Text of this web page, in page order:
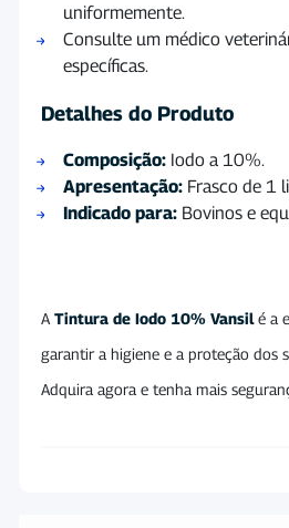
uniformemente.
Consulte um médico
específicas.
Detalhes do Produto
Composição: Iodo a 10%.
Apresentação: Frasco de 1
Indicado para: Bovinos e
A Tintura de Iodo 10% Vansilé a
garantir a higiene e a proteção dos
Adquira agora e tenha mais